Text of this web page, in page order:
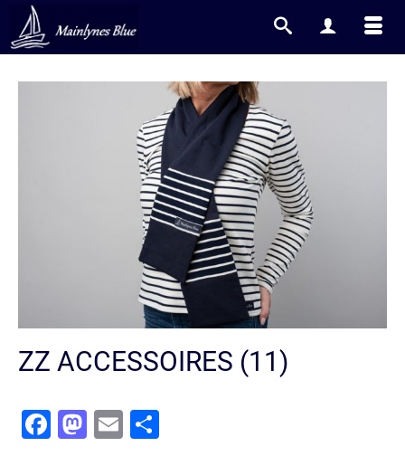
ZZ ACCESSOIRES (11)
Facebook
Mastodon
Email